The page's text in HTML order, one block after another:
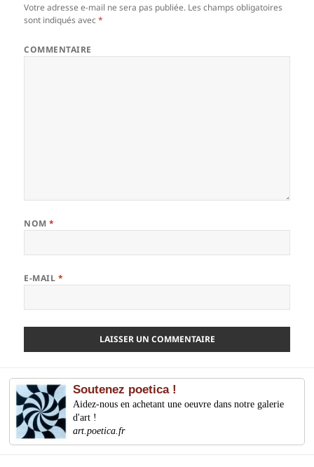
Votre adresse e-mail ne sera pas publiée. Les champs obligatoires
sont indiqués avec*
COMMENTAIRE
NOM*
E-MAIL *
Soutenez poetica !
Aidez-nous en achetant une oeuvre dans notre galerie
d'art !
art.poetica.fr